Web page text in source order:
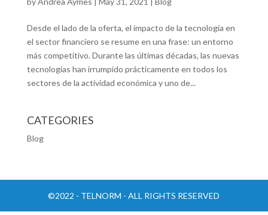
Desde el lado de la oferta, el impacto de la tecnología en
el sector financiero se resume en una frase: un entorno
más competitivo. Durante las últimas décadas, las nuevas
tecnologías han irrumpido prácticamente en todos los
sectores de la actividad económica y uno de...
CATEGORIES
Blog
©2022 - TELNORM - ALL RIGHTS RESERVED